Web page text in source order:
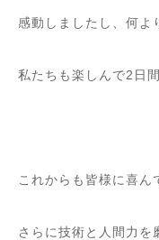
感動しましたし、何よ
私たちも楽しんで2日
これからも皆様に喜ん
さらに技術と人間力を